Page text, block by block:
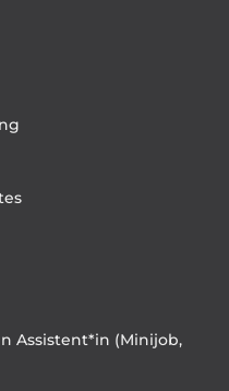
Assistent*in (Minijob,